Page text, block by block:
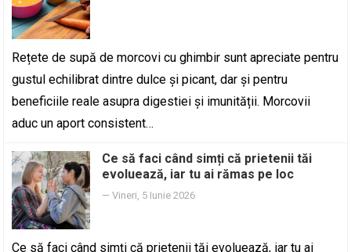
Rețete de supă de morcovi cu ghimbir sunt apreciate pentru
gustul echilibrat dintre dulce și picant, dar și pentru
beneficiile reale asupra digestiei și imunității. Morcovii
aduc un aport consistent…
Ce să faci când simți că prietenii tăi
evoluează, iar tu ai rămas pe loc
—Vineri, 5 Iunie 2026
Ce să faci când simți că prietenii tăi evoluează, iar tu ai